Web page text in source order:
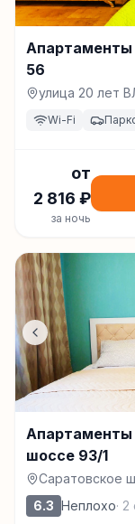
56
улица 20 лет
Wi-Fi
от
2 816 ₽
за ночь
Апартаменты
шоссе 93/1
Саратовское
6.3 Неплохо· 2